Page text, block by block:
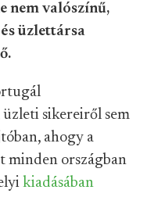
nem valószínű,
üzlettársa
sikereiről sem
ahogy a
minden országban
kiadásában